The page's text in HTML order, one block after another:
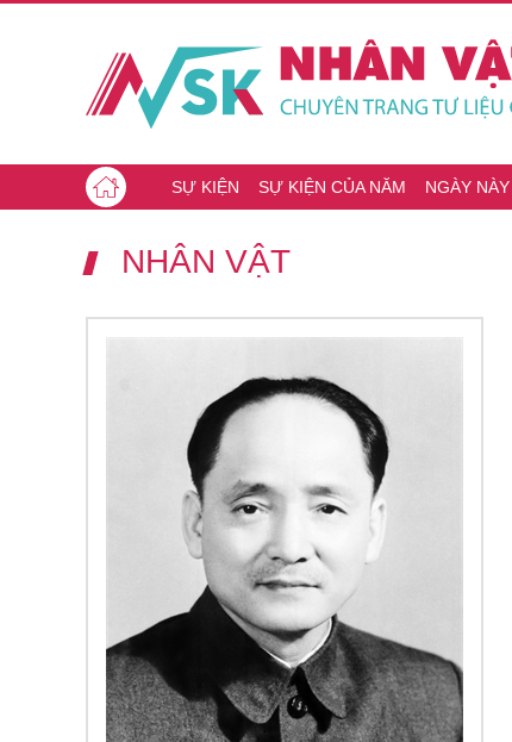
SỰ KIỆN SỰ KIỆN CỦA NĂM NGÀY
NHÂN VẬT